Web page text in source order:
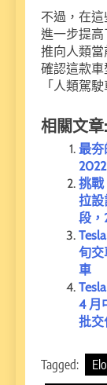
不過，在
進一步提高
推向人類
確認這款
「人類駕
相關文章:
最夯
挑戰
拉設
段，
旬交
車
4 月
批交
Tagged: